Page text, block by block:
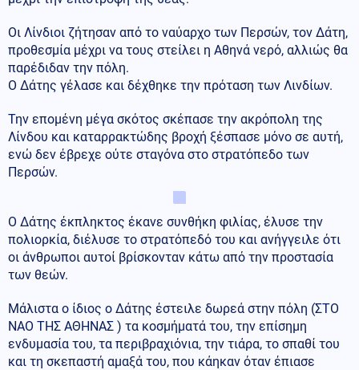
Οι Λίνδιοι ζήτησαν από το ναύαρχο των Περσών, τον Δάτη,
προθεσμία μέχρι να τους στείλει η Αθηνά νερό, αλλιώς θα
παρέδιδαν την πόλη.
Ο Δάτης γέλασε και δέχθηκε την πρόταση των Λινδίων.
Την επομένη μέγα σκότος σκέπασε την ακρόπολη της
Λίνδου και καταρρακτώδης βροχή ξέσπασε μόνο σε αυτή,
ενώ δεν έβρεχε ούτε σταγόνα στο στρατόπεδο των
Περσών.
Ο Δάτης έκπληκτος έκανε συνθήκη φιλίας, έλυσε την
πολιορκία, διέλυσε το στρατόπεδό του και ανήγγειλε ότι
οι άνθρωποι αυτοί βρίσκονταν κάτω από την προστασία
των θεών.
Μάλιστα ο ίδιος ο Δάτης έστειλε δωρεά στην πόλη (ΣΤΟ
ΝΑΟ ΤΗΣ ΑΘΗΝΑΣ ) τα κοσμήματά του, την επίσημη
ενδυμασία του, τα περιβραχιόνια, την τιάρα, το σπαθί του
και τη σκεπαστή αμαξά του, που κάηκαν όταν έπιασε